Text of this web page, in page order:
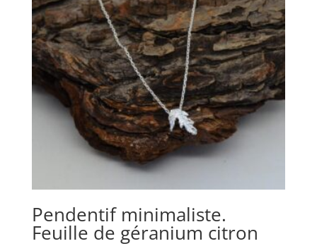
Pendentif minimaliste.
Feuille de géranium citron